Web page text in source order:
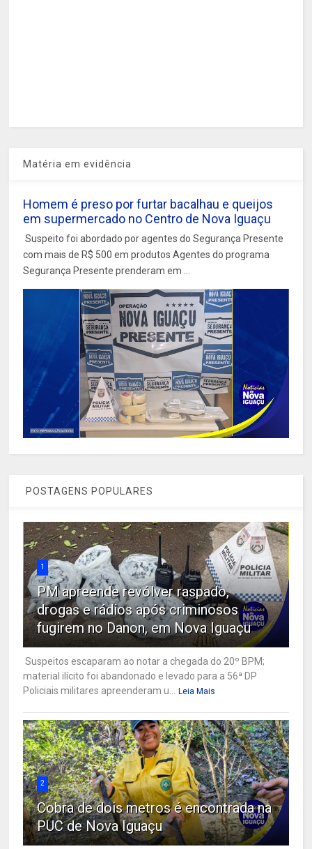
Matéria em evidência
Homem é preso por furtar bacalhau e queijos
em supermercado no Centro de Nova Iguaçu
Suspeito foi abordado por agentes do Segurança Presente
com mais de R$ 500 em produtos Agentes do programa
Segurança Presente prenderam em ...
POSTAGENS POPULARES
1
PM apreende revólver raspado,
drogas e rádios após criminosos
fugirem no Danon, em Nova Iguaçu
Suspeitos escaparam ao notar a chegada do 20º BPM;
material ilícito foi abandonado e levado para a 56ª DP
Policiais militares apreenderam u... Leia Mais
2
Cobra de dois metros é encontrada na
PUC de Nova Iguaçu